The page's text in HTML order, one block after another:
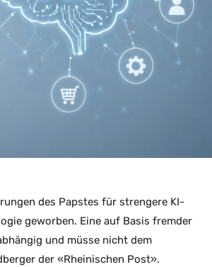
des Papstes für strengere KI-
geworben. Eine auf Basis fremder
und müsse nicht dem
der «Rheinischen Post».